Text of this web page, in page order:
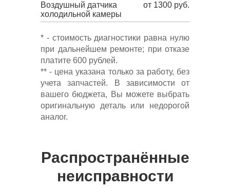
Воздушный датчика
холодильной камеры
от 1300 руб.
* - стоимость диагностики равна нулю
при дальнейшем ремонте; при отказе
платите 600 рублей.
** - цена указана только за работу, без
учета запчастей. В зависимости от
вашего бюджета, Вы можете выбрать
оригинальную деталь или недорогой
аналог.
Распространённые
неисправности